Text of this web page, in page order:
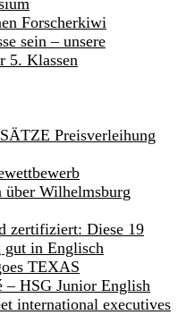
Forscherkiwi
sein – unsere
5. Klassen
Preisverleihung
über Wilhelmsburg
zertifiziert: Diese 19
gut in Englisch
TEXAS
– HSG Junior English
international executives